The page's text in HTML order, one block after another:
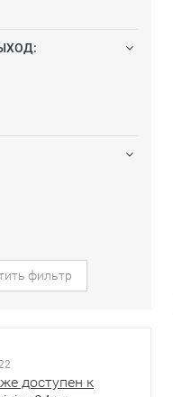
фильтр
доступен к